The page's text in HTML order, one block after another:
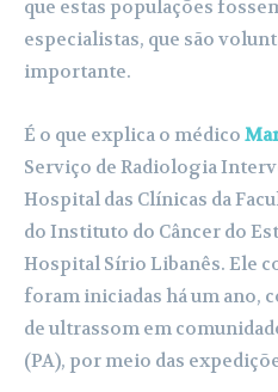
que estas populações
especialistas, que são
importante.
É o que explica o médico
Serviço de Radiologia
Hospital das Clínicas da
do Instituto do Câncer do
Hospital Sírio Libanês. Ele
foram iniciadas há um ano,
de ultrassom em
(PA), por meio das